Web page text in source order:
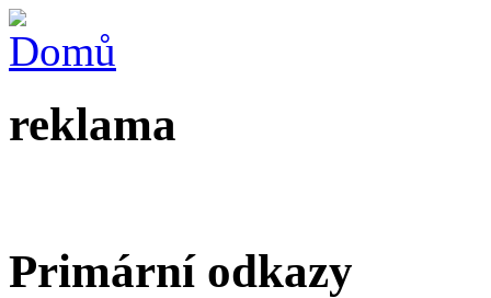
reklama
Primární odkazy